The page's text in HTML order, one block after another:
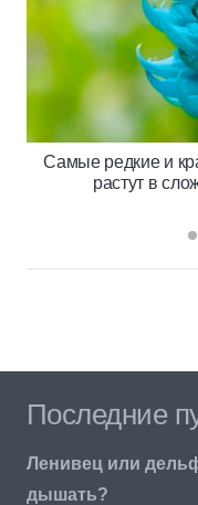
Самые редкие и
растут в
Последние
Ленивец или
дышать?